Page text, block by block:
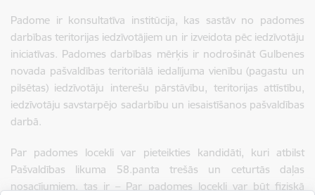
Padome ir konsultatīva institūcija, kas sastāv no padomes
darbības teritorijas iedzīvotājiem un ir izveidota pēc iedzīvotāju
iniciatīvas. Padomes darbības mērķis ir nodrošināt Gulbenes
novada pašvaldības teritoriālā iedalījuma vienību (pagastu un
pilsētas) iedzīvotāju interešu pārstāvību, teritorijas attīstību,
iedzīvotāju savstarpējo sadarbību un iesaistīšanos pašvaldības
darbā.
Par padomes locekli var pieteikties kandidāti, kuri atbilst
Pašvaldības likuma 58.panta trešās un ceturtās daļas
nosacījumiem, tas ir – Par padomes locekli var būt fiziskā